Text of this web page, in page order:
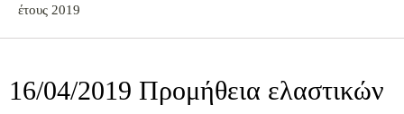
έτους 2019
16/04/2019 Προμήθεια ελαστικών